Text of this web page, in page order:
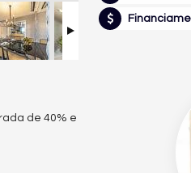
de 40% e